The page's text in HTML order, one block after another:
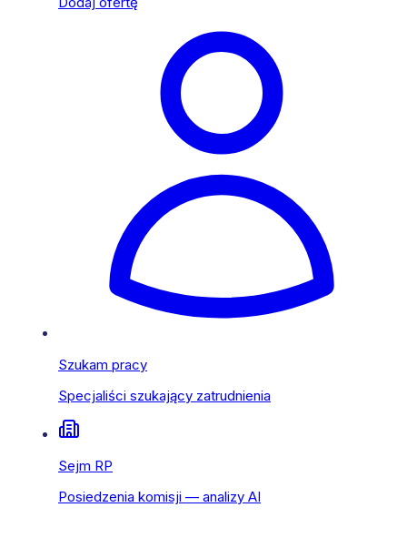
Szukam pracy
Specjaliści szukający zatrudnienia
Sejm RP
Posiedzenia komisji — analizy AI